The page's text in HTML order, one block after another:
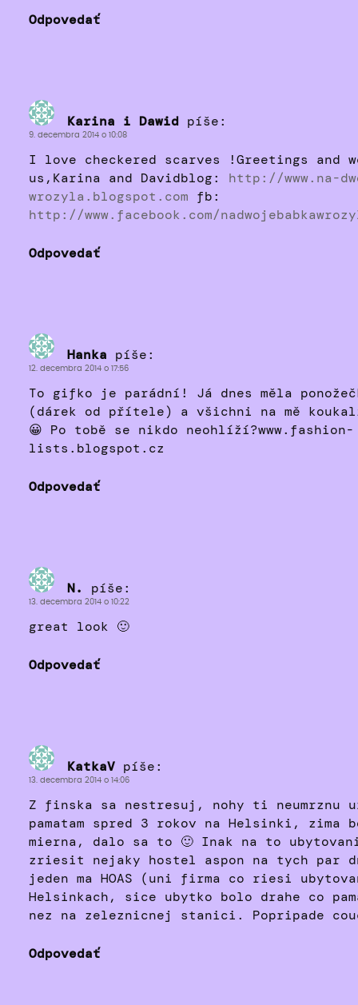
Odpovedať
Karina i Dawid píše:
9. decembra 2014 o 10:08
I love checkered scarves !Greetings and
us,Karina and Davidblog: http://www.na-
wrozyla.blogspot.com fb:
http://www.facebook.com/
Odpovedať
Hanka píše:
12. decembra 2014 o 17:56
To gifko je parádní! Já dnes měla
(dárek od přítele) a všichni na mě
😀 Po tobě se nikdo neohlíží?www.fashion-
lists.blogspot.cz
Odpovedať
N. píše:
13. decembra 2014 o 10:22
great look 🙂
Odpovedať
KatkaV píše:
13. decembra 2014 o 14:06
Z finska sa nestresuj, nohy ti neumrznu
pamatam spred 3 rokov na Helsinki, zima
mierna, dalo sa to 🙂 Inak na to
zriesit nejaky hostel aspon na tych par
jeden ma HOAS (uni firma co riesi
Helsinkach, sice ubytko bolo drahe co
nez na zeleznicnej stanici. Popripade
Odpovedať